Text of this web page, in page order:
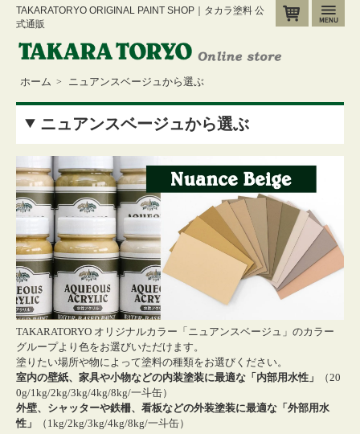
カート
TAKARATORYO ORIGINAL PAINT SHOP｜タカラ塗料 公
式通販
ホーム > ニュアンスベージュから選ぶ
ニュアンスベージュから選ぶ
TAKARATORYO オリジナルカラー 「ニュアンスベージュ」のカラー
グループより色をお選びいただけます。
塗りたい場所や物によって塗料の種類をお選びください。
室内の壁紙、家具や小物などの内装塗装に最適な「内部用水性」
（20
0g/1kg/2kg/3kg/4kg/8kg/一斗缶）
外壁、シャッターや鉄柵、看板などの外装塗装に最適な「外部用水
性」
（1kg/2kg/3kg/4kg/8kg/一斗缶）